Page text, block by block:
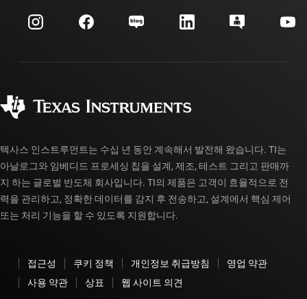
투자 관계
고객 지원 센터
myTI 계정 FAQ
주문 FAQ
텍사스 인스트루먼트는 수십 년 동안 계속해서 발전해 왔습니다. TI는
아날로그와 임베디드 프로세싱 칩을 설계, 제조, 테스트 그리고 판매까
지 하는 글로벌 반도체 회사입니다. TI의 제품은 고객이 효율적으로 전
력을 관리하고, 정확한 데이터를 감지 후 전송하고, 설계에서 핵심 제어
또는 처리 기능을 할 수 있도록 지원합니다.
접근성 쿠키 정책 개인정보 취급방침
영업 약관
사용 약관
상표 웹 사이트 의견